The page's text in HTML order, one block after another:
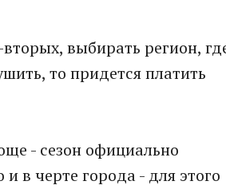
выбирать регион,
то придется платить
- сезон официально
в черте города - для этого